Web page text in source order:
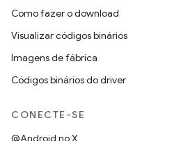
Como fazer o download
Visualizar códigos binários
Imagens de fábrica
Códigos binários do driver
CONECTE-SE
@Android no X